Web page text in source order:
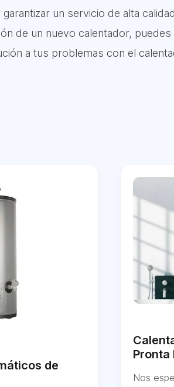
un servicio de alta
de un nuevo calentador,
a tus problemas con el
de
Pronta
Nos